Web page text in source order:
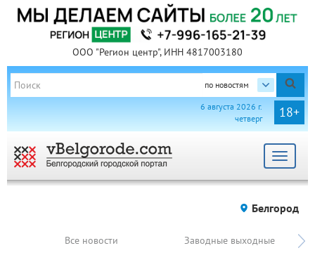
ООО "Регион центр", ИНН 4817003180
по новостям
18+
6 августа 2026 г.
четверг
Toggle
Белгород
Все новости Заводные выходные